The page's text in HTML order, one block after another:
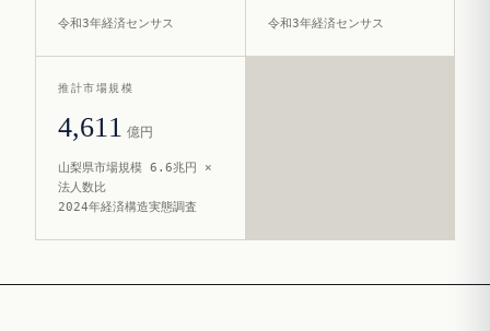
令和3年経済センサス 令和3年経済センサス
推計市場規模
4,611 億円
山梨県市場規模 6.6兆円 ×
法人数比
2024年経済構造実態調査